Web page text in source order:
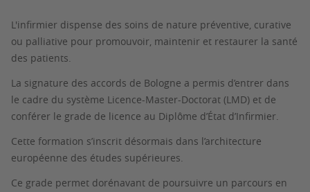
L'infirmier dispense des soins de nature préventive, curative
ou palliative pour promouvoir, maintenir et restaurer la santé
des patients.
La signature des accords de Bologne a permis d’entrer dans
le cadre du système Licence-Master-Doctorat (LMD) et de
conférer le grade de licence au Diplôme d’État d’Infirmier.
Cette formation s’inscrit désormais dans l’architecture
européenne des études supérieures.
Ce grade permet dorénavant de poursuivre un parcours en